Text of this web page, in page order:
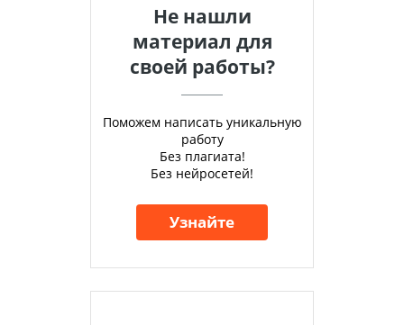
Не нашли
материал для
своей работы?
Поможем написать уникальную
работу
Без плагиата!
Без нейросетей!
Узнайте